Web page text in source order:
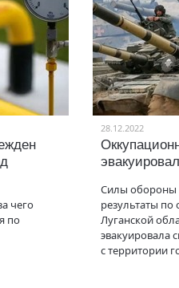
чего
по
28.12.2022
Силы
результаты
Луганской
эвакуировала
с территории